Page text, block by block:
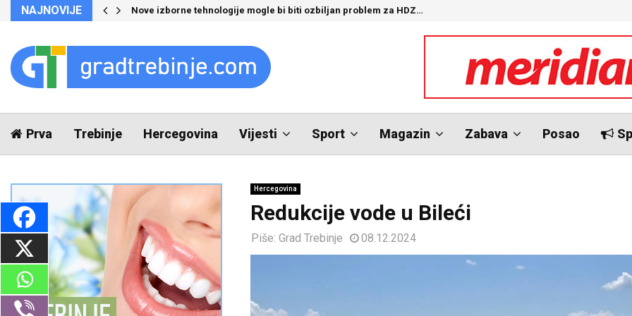
NAJNOVIJE Nove izborne tehnologije mogle bi biti ozbiljan problem za HDZ…
Prva Trebinje Hercegovina Vijesti Sport Magazin Zabava Posao
Hercegovina
Redukcije vode u Bileći
Piše: Grad Trebinje 08.12.2024